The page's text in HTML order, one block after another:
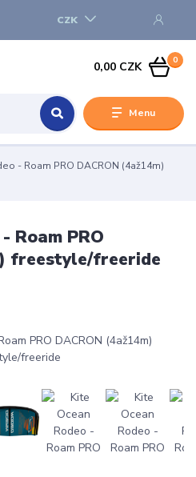
Menu
CZK
0
0,00 CZK
- Roam PRO DACRON (4až14m)
Roam PRO
freestyle/freeride